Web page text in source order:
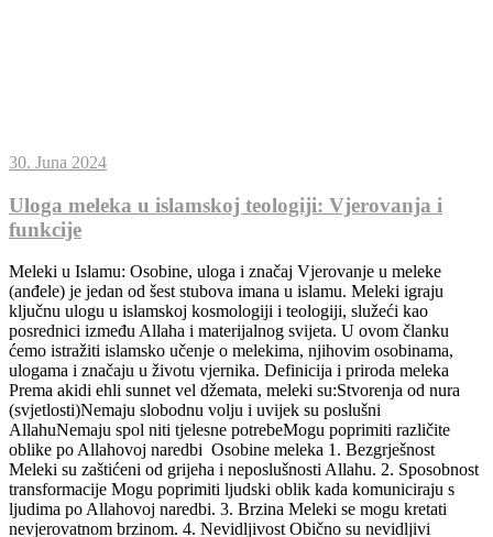
30. Juna 2024
Uloga meleka u islamskoj teologiji: Vjerovanja i
funkcije
Meleki u Islamu: Osobine, uloga i značaj Vjerovanje u meleke
(anđele) je jedan od šest stubova imana u islamu. Meleki igraju
ključnu ulogu u islamskoj kosmologiji i teologiji, služeći kao
posrednici između Allaha i materijalnog svijeta. U ovom članku
ćemo istražiti islamsko učenje o melekima, njihovim osobinama,
ulogama i značaju u životu vjernika. Definicija i priroda meleka
Prema akidi ehli sunnet vel džemata, meleki su:Stvorenja od nura
(svjetlosti)Nemaju slobodnu volju i uvijek su poslušni
AllahuNemaju spol niti tjelesne potrebeMogu poprimiti različite
oblike po Allahovoj naredbi Osobine meleka 1. Bezgrješnost
Meleki su zaštićeni od grijeha i neposlušnosti Allahu. 2. Sposobnost
transformacije Mogu poprimiti ljudski oblik kada komuniciraju s
ljudima po Allahovoj naredbi. 3. Brzina Meleki se mogu kretati
nevjerovatnom brzinom. 4. Nevidljivost Obično su nevidljivi